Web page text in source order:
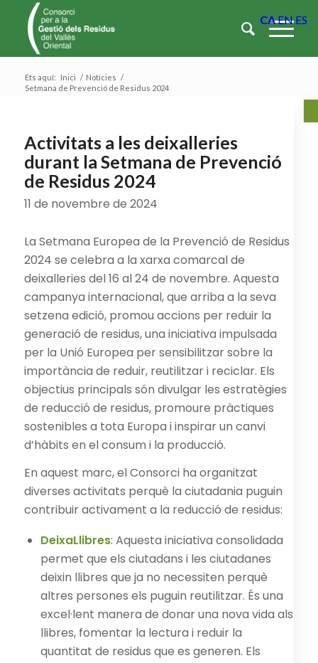
Ets aquí: Inici / Notícies /
Setmana de Prevenció de Residus 2024
Activitats a les deixalleries
durant la Setmana de Prevenció
de Residus 2024
11 de novembre de 2024
La Setmana Europea de la Prevenció de Residus
2024 se celebra a la xarxa comarcal de
deixalleries del 16 al 24 de novembre. Aquesta
campanya internacional, que arriba a la seva
setzena edició, promou accions per reduir la
generació de residus, una iniciativa impulsada
per la Unió Europea per sensibilitzar sobre la
importància de reduir, reutilitzar i reciclar. Els
objectius principals són divulgar les estratègies
de reducció de residus, promoure pràctiques
sostenibles a tota Europa i inspirar un canvi
d’hàbits en el consum i la producció.
En aquest marc, el Consorci ha organitzat
diverses activitats perquè la ciutadania puguin
contribuir activament a la reducció de residus:
DeixaLlibres: Aquesta iniciativa consolidada
permet que els ciutadans i les ciutadanes
deixin llibres que ja no necessiten perquè
altres persones els puguin reutilitzar. És una
excel·lent manera de donar una nova vida als
llibres, fomentar la lectura i reduir la
quantitat de residus que es generen. Els
CAEN ES